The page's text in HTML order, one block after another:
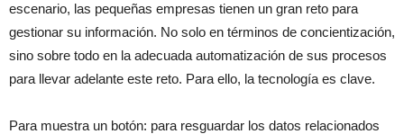
escenario, las pequeñas empresas tienen un gran reto para
gestionar su información. No solo en términos de concientización,
sino sobre todo en la adecuada automatización de sus procesos
para llevar adelante este reto. Para ello, la tecnología es clave.
Para muestra un botón: para resguardar los datos relacionados